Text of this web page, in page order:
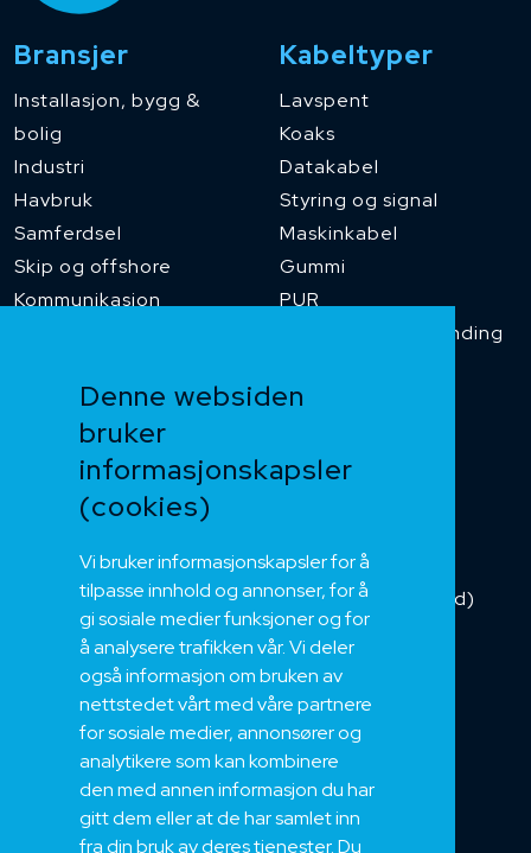
Denne websiden
bruker
informasjonskapsler
(cookies)
Vi bruker informasjonskapsler for å
tilpasse innhold og annonser, for å
gi sosiale medier funksjoner og for
å analysere trafikken vår. Vi deler
også informasjon om bruken av
nettstedet vårt med våre partnere
for sosiale medier, annonsører og
analytikere som kan kombinere
den med annen informasjon du har
gitt dem eller at de har samlet inn
fra din bruk av deres tjenester. Du
Bransjer
Installasjon, bygg &
bolig
Industri
Havbruk
Samferdsel
Skip og offshore
Kommunikasjon
Kabeltyper
Lavspent
Koaks
Datakabel
Styring og signal
Maskinkabel
Gummi
PUR
Temperaturbestanding
Heis og kran
Kategorikabel
Installasjonskabel
Kombikabel (Hybrid)
DNV sertifisert
Tilbehør
Om oss
Bærekraft og Åpenhet
Jobb hos oss
Sertifiseringer